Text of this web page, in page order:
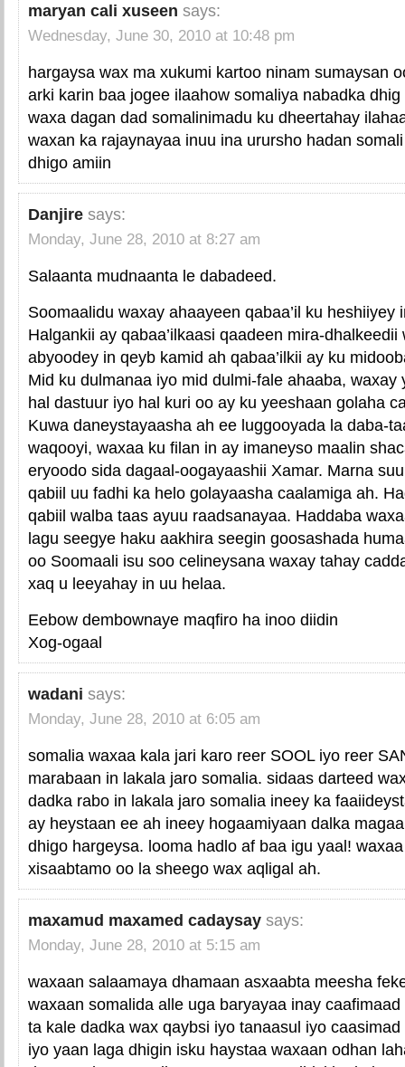
maryan cali xuseen says:
Wednesday, June 30, 2010 at 10:48 pm
hargaysa wax ma xukumi kartoo ninam sumaysan
arki karin baa jogee ilaahow somaliya nabadka
waxa dagan dad somalinimadu ku dheertahay
waxan ka rajaynayaa inuu ina urursho hadan
dhigo amiin
Danjire says:
Monday, June 28, 2010 at 8:27 am
Salaanta mudnaanta le dabadeed.
Soomaalidu waxay ahaayeen qabaa’il ku heshiiyey
Halgankii ay qabaa’ilkaasi qaadeen mira-dhalkeedii
abyoodey in qeyb kamid ah qabaa’ilkii ay ku
Mid ku dulmanaa iyo mid dulmi-fale ahaaba, waxay
hal dastuur iyo hal kuri oo ay ku yeeshaan golaha
Kuwa daneystayaasha ah ee luggooyada la daba-
waqooyi, waxaa ku filan in ay imaneyso maalin
eryoodo sida dagaal-oogayaashii Xamar. Marna
qabiil uu fadhi ka helo golayaasha caalamiga ah.
qabiil walba taas ayuu raadsanayaa. Haddaba
lagu seegye haku aakhira seegin goosashada
oo Soomaali isu soo celineysana waxay tahay
xaq u leeyahay in uu helaa.
Eebow dembownaye maqfiro ha inoo diidin
Xog-ogaal
wadani says:
Monday, June 28, 2010 at 6:05 am
somalia waxaa kala jari karo reer SOOL iyo reer
marabaan in lakala jaro somalia. sidaas darteed
dadka rabo in lakala jaro somalia ineey ka
ay heystaan ee ah ineey hogaamiyaan dalka
dhigo hargeysa. looma hadlo af baa igu yaal!
xisaabtamo oo la sheego wax aqligal ah.
maxamud maxamed cadaysay says:
Monday, June 28, 2010 at 5:15 am
waxaan salaamaya dhamaan asxaabta meesha
waxaan somalida alle uga baryayaa inay
ta kale dadka wax qaybsi iyo tanaasul iyo
iyo yaan laga dhigin isku haystaa waxaan odhan